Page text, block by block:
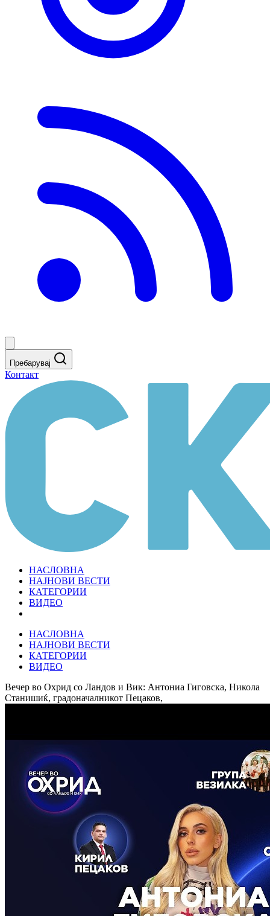
Пребарувај
Контакт
НАСЛОВНА
НАЈНОВИ ВЕСТИ
КАТЕГОРИИ
ВИДЕО
НАСЛОВНА
НАЈНОВИ ВЕСТИ
КАТЕГОРИИ
ВИДЕО
Вечер во Охрид со Ландов и Вик: Антониа Гиговска, Никола
Станишиќ, градоначалникот Пецаков,